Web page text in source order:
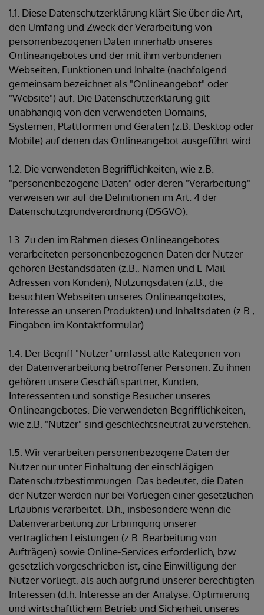
1.1. Diese Datenschutzerklärung klärt Sie über die Art,
den Umfang und Zweck der Verarbeitung von
personenbezogenen Daten innerhalb unseres
Onlineangebotes und der mit ihm verbundenen
Webseiten, Funktionen und Inhalte (nachfolgend
gemeinsam bezeichnet als "Onlineangebot" oder
"Website") auf. Die Datenschutzerklärung gilt
unabhängig von den verwendeten Domains,
Systemen, Plattformen und Geräten (z.B. Desktop oder
Mobile) auf denen das Onlineangebot ausgeführt wird.
1.2. Die verwendeten Begrifflichkeiten, wie z.B.
"personenbezogene Daten" oder deren "Verarbeitung"
verweisen wir auf die Definitionen im Art. 4 der
Datenschutzgrundverordnung (DSGVO).
1.3. Zu den im Rahmen dieses Onlineangebotes
verarbeiteten personenbezogenen Daten der Nutzer
gehören Bestandsdaten (z.B., Namen und E-Mail-
Adressen von Kunden), Nutzungsdaten (z.B., die
besuchten Webseiten unseres Onlineangebotes,
Interesse an unseren Produkten) und Inhaltsdaten (z.B.,
Eingaben im Kontaktformular).
1.4. Der Begriff "Nutzer" umfasst alle Kategorien von
der Datenverarbeitung betroffener Personen. Zu ihnen
gehören unsere Geschäftspartner, Kunden,
Interessenten und sonstige Besucher unseres
Onlineangebotes. Die verwendeten Begrifflichkeiten,
wie z.B. "Nutzer" sind geschlechtsneutral zu verstehen.
1.5. Wir verarbeiten personenbezogene Daten der
Nutzer nur unter Einhaltung der einschlägigen
Datenschutzbestimmungen. Das bedeutet, die Daten
der Nutzer werden nur bei Vorliegen einer gesetzlichen
Erlaubnis verarbeitet. D.h., insbesondere wenn die
Datenverarbeitung zur Erbringung unserer
vertraglichen Leistungen (z.B. Bearbeitung von
Aufträgen) sowie Online-Services erforderlich, bzw.
gesetzlich vorgeschrieben ist, eine Einwilligung der
Nutzer vorliegt, als auch aufgrund unserer berechtigten
Interessen (d.h. Interesse an der Analyse, Optimierung
und wirtschaftlichem Betrieb und Sicherheit unseres